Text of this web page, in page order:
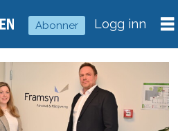
Abonner Logg inn